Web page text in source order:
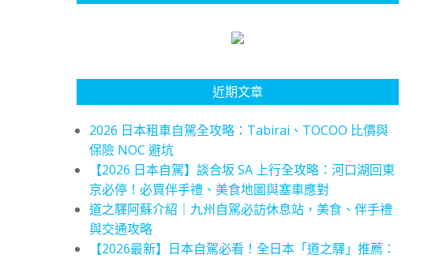
近期文章
2026 日本租車自駕全攻略：Tabirai、TOCOO 比價與
保險 NOC 避坑
【2026 日本自駕】談合坂 SA 上行全攻略：河口湖回東
京必停！必買伴手禮、美食地圖與塞車應對
道之驛阿蘇介紹｜九州自駕必訪休息站，美食、伴手禮
與交通攻略
【2026最新】日本自駕必看！全日本「道之驛」推薦：